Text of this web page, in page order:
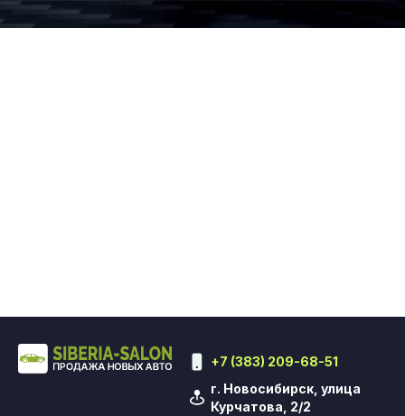
+7 (383) 209-68-51
г. Новосибирск, улица
Курчатова, 2/2